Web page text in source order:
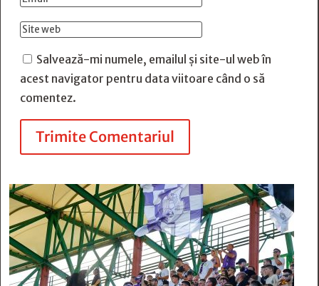
Salvează-mi numele, emailul și site-ul web în
acest navigator pentru data viitoare când o să
comentez.
Trimite Comentariul